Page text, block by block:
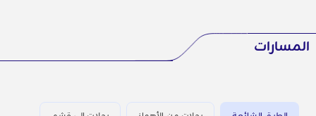
المسارات